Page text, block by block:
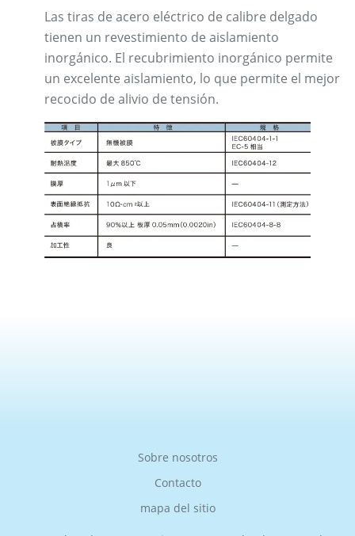
Las tiras de acero eléctrico de calibre delgado
tienen un revestimiento de aislamiento
inorgánico. El recubrimiento inorgánico permite
un excelente aislamiento, lo que permite el mejor
recocido de alivio de tensión.
Sobre nosotros
Contacto
mapa del sitio